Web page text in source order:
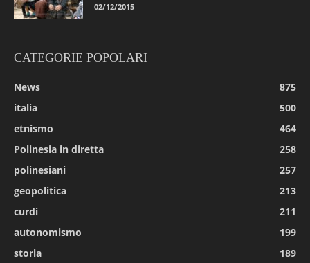
02/12/2015
CATEGORIE POPOLARI
News
875
italia
500
etnismo
464
Polinesia in diretta
258
polinesiani
257
geopolitica
213
curdi
211
autonomismo
199
storia
189